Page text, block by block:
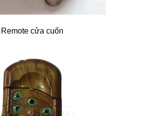
Remote cửa cuốn